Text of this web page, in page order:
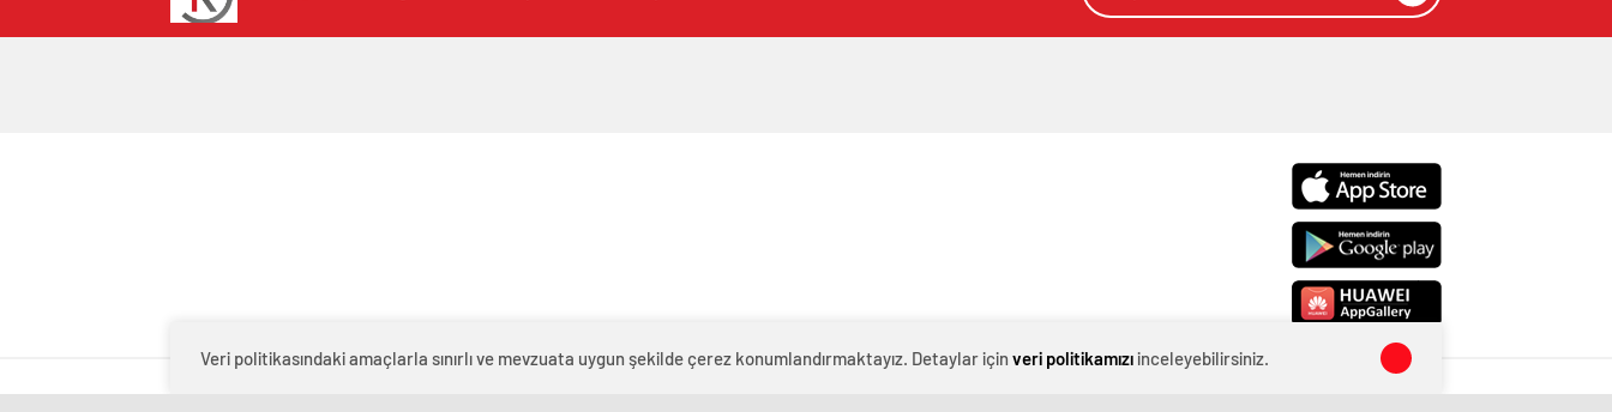
Veri politikasındaki amaçlarla sınırlı ve mevzuata uygun şekilde çerez konumlandırmaktayız. Detaylar için veri politikamızıinceleyebilirsiniz.